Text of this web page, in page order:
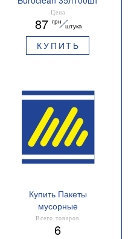
450x550мм 7мкм ПНТ
HDPE ECO 10200026
Цена
87 грн
штука
КУПИТЬ
Купить Пакеты
мусорные
Намотка 100 шт.
Всего товаров
6